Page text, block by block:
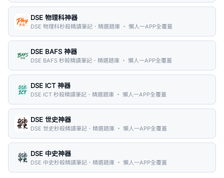
DSE 物理科神器
DSE 物理科秒殺精讀筆記．精選題庫 ・ 懶人一APP全覆蓋
DSE BAFS 神器
DSE BAFS 秒殺精讀筆記．精選題庫 ・ 懶人一APP全覆蓋
DSE ICT 神器
DSE ICT 秒殺精讀筆記．精選題庫 ・ 懶人一APP全覆蓋
DSE 世史神器
DSE 世史秒殺精讀筆記．精選題庫 ・ 懶人一APP全覆蓋
DSE 中史神器
DSE 中史秒殺精讀筆記．精選題庫 ・ 懶人一APP全覆蓋